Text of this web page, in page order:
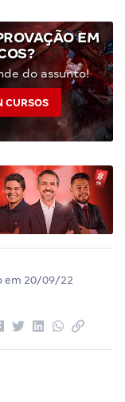
EM
do assunto!
CURSOS
em 20/09/22